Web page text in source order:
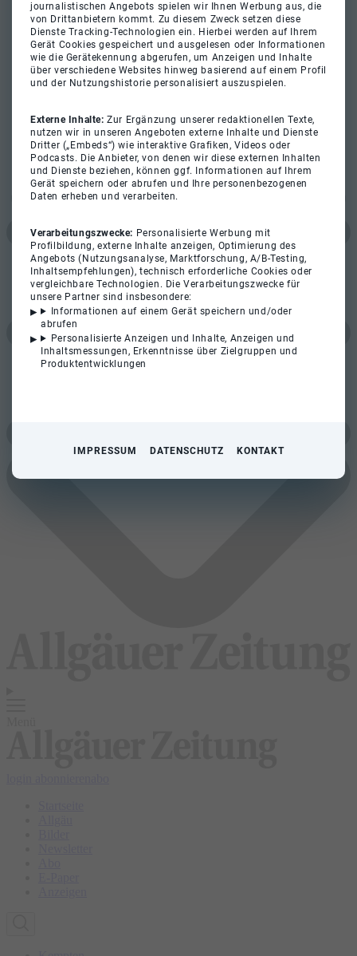
journalistischen Angebots spielen wir Ihnen Werbung aus, die
von Drittanbietern kommt. Zu diesem Zweck setzen diese
Dienste Tracking-Technologien ein. Hierbei werden auf Ihrem
Gerät Cookies gespeichert und ausgelesen oder Informationen
wie die Gerätekennung abgerufen, um Anzeigen und Inhalte
über verschiedene Websites hinweg basierend auf einem Profil
und der Nutzungshistorie personalisiert auszuspielen.
Externe Inhalte:Zur Ergänzung unserer redaktionellen Texte,
nutzen wir in unseren Angeboten externe Inhalte und Dienste
Dritter („Embeds“) wie interaktive Grafiken, Videos oder
Podcasts. Die Anbieter, von denen wir diese externen Inhalten
und Dienste beziehen, können ggf. Informationen auf Ihrem
Gerät speichern oder abrufen und Ihre personenbezogenen
Daten erheben und verarbeiten.
Verarbeitungszwecke: Personalisierte Werbung mit
Profilbildung, externe Inhalte anzeigen, Optimierung des
Angebots (Nutzungsanalyse, Marktforschung, A/B-Testing,
Inhaltsempfehlungen), technisch erforderliche Cookies oder
vergleichbare Technologien. Die Verarbeitungszwecke für
unsere Partner sind insbesondere:
Informationen auf einem Gerät speichern und/oder
abrufen
Personalisierte Anzeigen und Inhalte, Anzeigen und
Inhaltsmessungen, Erkenntnisse über Zielgruppen und
Produktentwicklungen
IMPRESSUM DATENSCHUTZ KONTAKT